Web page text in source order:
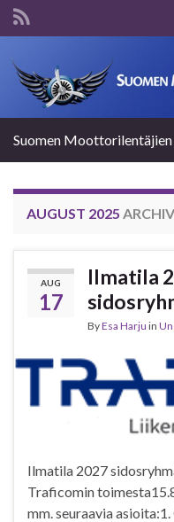
Suomen
AUGUST 2025
AUG
17
Ilmatila
ByEsa Harju in
Ilmatila 2027
Traficomin
mm. seuraavia